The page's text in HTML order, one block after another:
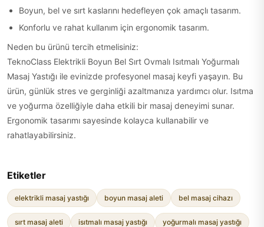
Boyun, bel ve sırt kaslarını hedefleyen çok amaçlı tasarım.
Konforlu ve rahat kullanım için ergonomik tasarım.
Neden bu ürünü tercih etmelisiniz:
TeknoClass Elektrikli Boyun Bel Sırt Ovmalı Isıtmalı Yoğurmalı
Masaj Yastığı ile evinizde profesyonel masaj keyfi yaşayın. Bu
ürün, günlük stres ve gerginliği azaltmanıza yardımcı olur. Isıtma
ve yoğurma özelliğiyle daha etkili bir masaj deneyimi sunar.
Ergonomik tasarımı sayesinde kolayca kullanabilir ve
rahatlayabilirsiniz.
Etiketler
elektrikli masaj yastığı boyun masaj aleti bel masaj cihazı
sırt masaj aleti isıtmalı masaj yastığı yoğurmalı masaj yastığı